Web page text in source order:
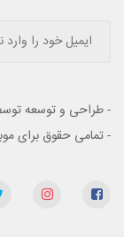
- طراحی و توسعه
- تمامی حقوق برای